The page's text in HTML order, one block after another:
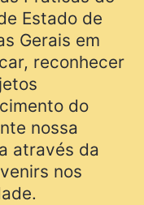
Estado de
Gerais em
reconhecer
do
nossa
através da
nos